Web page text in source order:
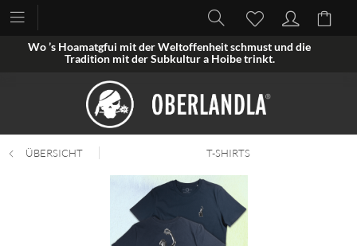
Wo ’s Hoamatgfui mit der Weltoffenheit schmust und die
Tradition mit der Subkultur a Hoibe trinkt.
ÜBERSICHT T-SHIRTS